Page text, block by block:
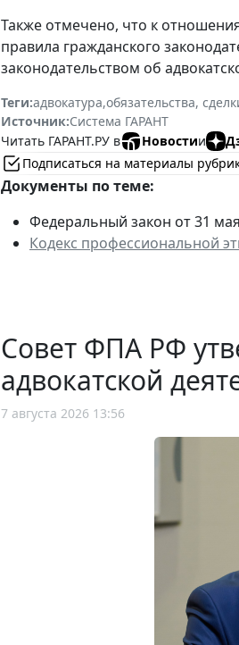
Также отмечено, что к
правила гражданского
законодательством об
Теги:адвокатура,обязательства,
Источник:Система ГАРАНТ
Читать ГАРАНТ.РУ в
Новостии
Подписаться на материалы
Документы по теме:
Федеральный закон от 31
Кодекс профессиональной
Совет ФПА РФ
адвокатской
7 августа 2026 13:56